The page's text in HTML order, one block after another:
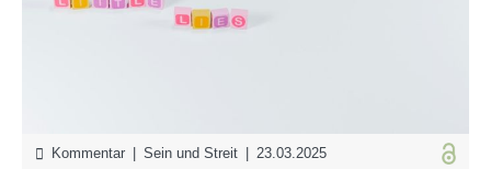
Kommentar | Sein und Streit | 23.03.2025